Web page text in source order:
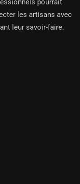
pourrait
les artisans avec
leur savoir-faire.